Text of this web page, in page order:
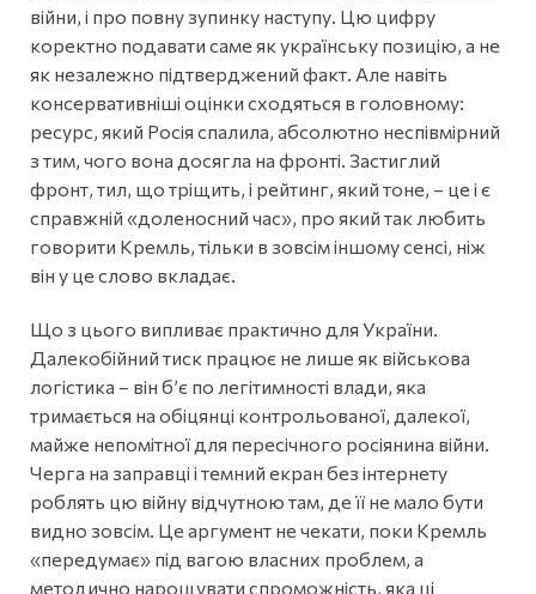
війни, і про повну зупинку наступу. Цю цифру
коректно подавати саме як українську позицію, а не
як незалежно підтверджений факт. Але навіть
консервативніші оцінки сходяться в головному:
ресурс, який Росія спалила, абсолютно неспівмірний
з тим, чого вона досягла на фронті. Застиглий
фронт, тил, що тріщить, і рейтинг, який тоне, – це і є
справжній «доленосний час», про який так любить
говорити Кремль, тільки в зовсім іншому сенсі, ніж
він у це слово вкладає.
Що з цього випливає практично для України.
Далекобійний тиск працює не лише як військова
логістика – він бʼє по легітимності влади, яка
тримається на обіцянці контрольованої, далекої,
майже непомітної для пересічного росіянина війни.
Черга на заправці і темний екран без інтернету
роблять цю війну відчутною там, де її не мало бути
видно зовсім. Це аргумент не чекати, поки Кремль
«передумає» під вагою власних проблем, а
методично нарощувати спроможність, яка ці